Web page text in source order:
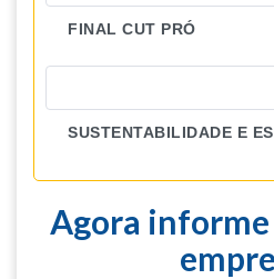
FINAL CUT PRÓ
SUSTENTABILIDADE E
Agora informe